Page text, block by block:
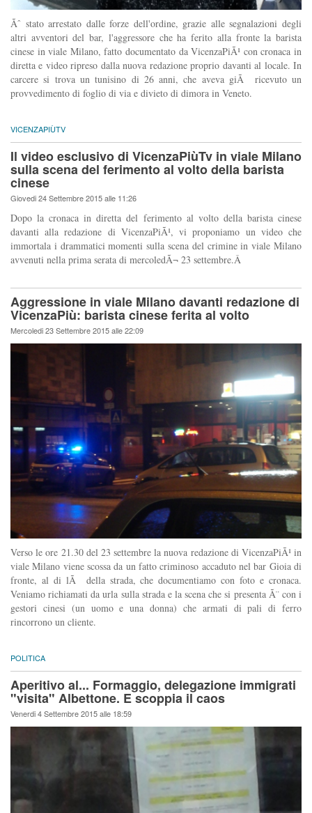
Ãˆ stato arrestato dalle forze dell'ordine, grazie alle segnalazioni degli
altri avventori del bar, l'aggressore che ha ferito alla fronte la barista
cinese in viale Milano, fatto documentato da VicenzaPiÃ¹ con cronaca in
diretta e video ripreso dalla nuova redazione proprio davanti al locale. In
carcere si trova un tunisino di 26 anni, che aveva giÃ ricevuto un
provvedimento di foglio di via e divieto di dimora in Veneto.
VICENZAPIÙTV
Il video esclusivo di VicenzaPiùTv in viale Milano
sulla scena del ferimento al volto della barista
cinese
Giovedi 24 Settembre 2015 alle 11:26
Dopo la cronaca in diretta del ferimento al volto della barista cinese
davanti alla redazione di VicenzaPiÃ¹, vi proponiamo un video che
immortala i drammatici momenti sulla scena del crimine in viale Milano
avvenuti nella prima serata di mercoledÃ¬ 23 settembre.Â
Aggressione in viale Milano davanti redazione di
VicenzaPiù: barista cinese ferita al volto
Mercoledi 23 Settembre 2015 alle 22:09
Verso le ore 21.30 del 23 settembre la nuova redazione di VicenzaPiÃ¹ in
viale Milano viene scossa da un fatto criminoso accaduto nel bar Gioia di
fronte, al di lÃ della strada, che documentiamo con foto e cronaca.
Veniamo richiamati da urla sulla strada e la scena che si presenta Ã¨ con i
gestori cinesi (un uomo e una donna) che armati di pali di ferro
rincorrono un cliente.
POLITICA
Aperitivo al... Formaggio, delegazione immigrati
"visita" Albettone. E scoppia il caos
Venerdi 4 Settembre 2015 alle 18:59